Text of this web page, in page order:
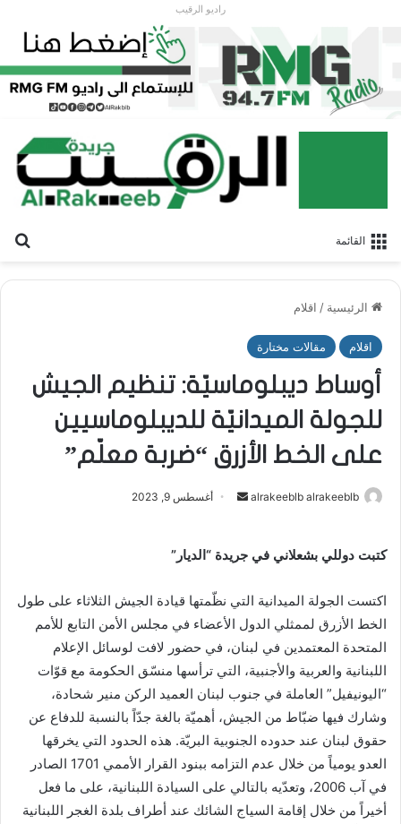
راديو الرقيب
القائمة
الرئيسية / اقلام
اقلام مقالات مختارة
أوساط ديبلوماسيّة: تنظيم الجيش
للجولة الميدانيّة للديبلوماسيين
على الخط الأزرق “ضربة معلّم”
alrakeeblb alrakeeblb
ل
ر
د
ا
و
أغسطس 9, 2023
كتبت دوللي بشعلاني في جريدة “الديار”
اكتست الجولة الميدانية التي نظّمتها قيادة الجيش الثلاثاء على طول
الخط الأزرق لممثلي الدول الأعضاء في مجلس الأمن التابع للأمم
المتحدة المعتمدين في لبنان، في حضور لافت لوسائل الإعلام
اللبنانية والعربية والأجنبية، التي ترأسها منسّق الحكومة مع قوّات
“اليونيفيل” العاملة في جنوب لبنان العميد الركن منير شحادة،
وشارك فيها ضبّاط من الجيش، أهميّة بالغة جدّاً بالنسبة للدفاع عن
حقوق لبنان عند حدوده الجنوبية البريّة. هذه الحدود التي يخرقها
العدو يومياً من خلال عدم التزامه ببنود القرار الأممي 1701 الصادر
في آب 2006، وتعدّيه بالتالي على السيادة اللبنانية، على ما فعل
أخيراً من خلال إقامة السياج الشائك عند أطراف بلدة الغجر اللبنانية